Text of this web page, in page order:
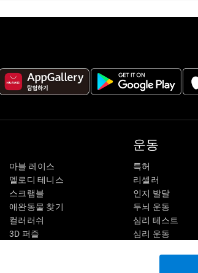
마블 레이스
멜로디 테니스
스크램블
애완동물 찾기
컬러러쉬
3D 퍼즐
운동
특허
리셀러
인지 발달
두뇌 운동
심리 테스트
심리 운동